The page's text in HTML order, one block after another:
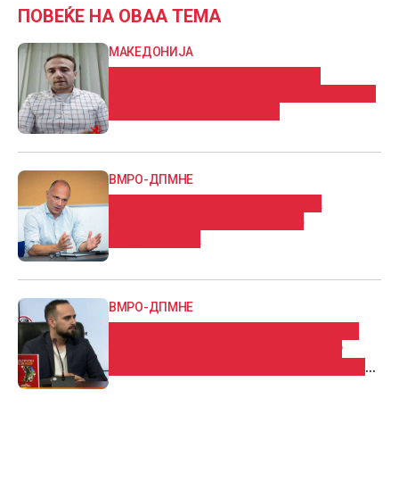
ПОВЕЌЕ НА ОВАА ТЕМА
МАКЕДОНИЈА
ВМРО-ДПМНЕ
Само ЈО го штити и не го гледа
криминалот на Филипче во
модуларната
ВМРО-ДПМНЕ
двигатели на промените, новиот